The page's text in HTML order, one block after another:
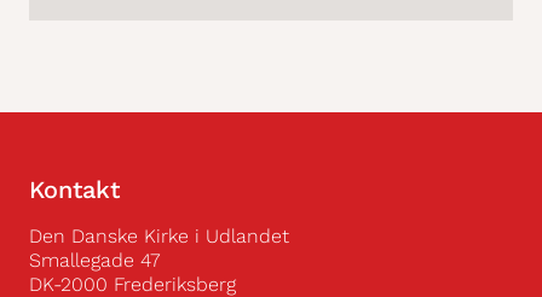
Kontakt
Den Danske Kirke i Udlandet
Smallegade 47
DK-2000 Frederiksberg